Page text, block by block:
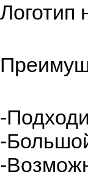
Логотип
-
-
-